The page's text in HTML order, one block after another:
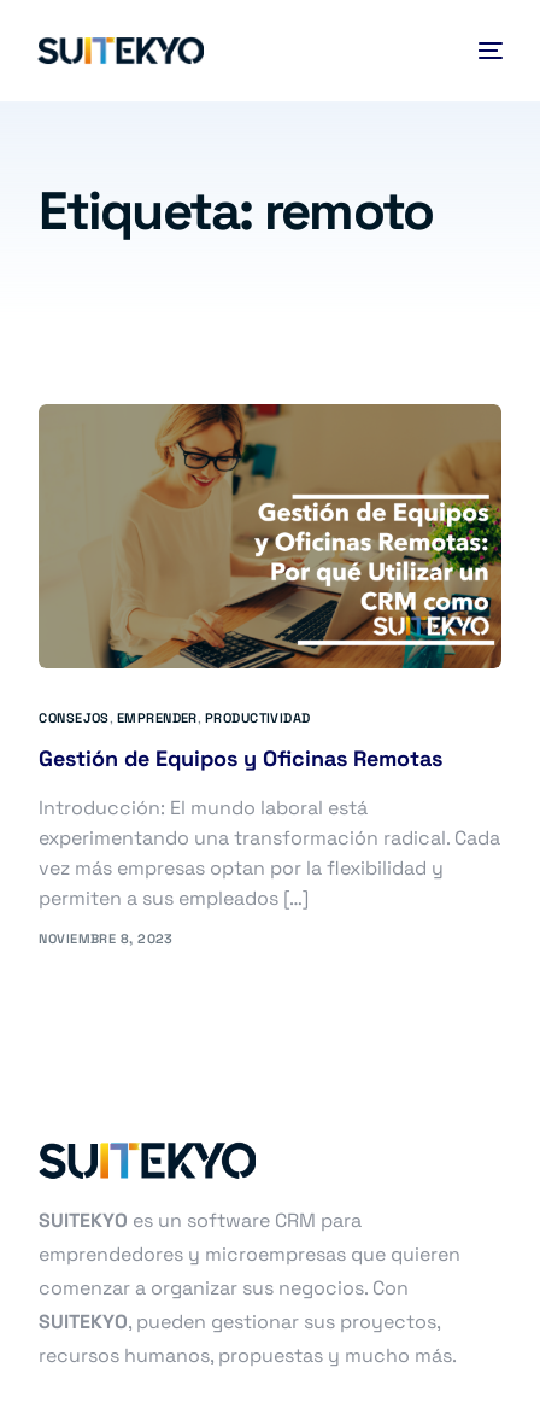
Etiqueta: remoto
CONSEJOS, EMPRENDER, PRODUCTIVIDAD
Gestión de Equipos y Oficinas Remotas
Introducción: El mundo laboral está
experimentando una transformación radical. Cada
vez más empresas optan por la flexibilidad y
permiten a sus empleados […]
NOVIEMBRE 8, 2023
SUITEKYO es un software CRM para
emprendedores y microempresas que quieren
comenzar a organizar sus negocios. Con
SUITEKYO, pueden gestionar sus proyectos,
recursos humanos, propuestas y mucho más.